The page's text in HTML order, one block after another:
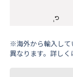
※海外から輸⼊して
異なります。詳しく